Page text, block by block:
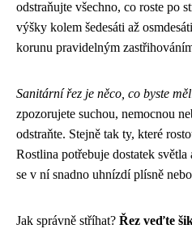
odstraňujte všechno, co roste po
výšky kolem šedesáti až
korunu pravidelným
Sanitární řez je něco, co byste
zpozorujete suchou, nemocnou
odstraňte. Stejně tak ty, které
Rostlina potřebuje dostatek
se v ní snadno uhnízdí plísně
Jak správně stříhat? Řez veďte